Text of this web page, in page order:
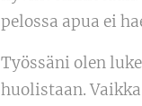
pelossa apua ei
Työssäni olen
huolistaan.